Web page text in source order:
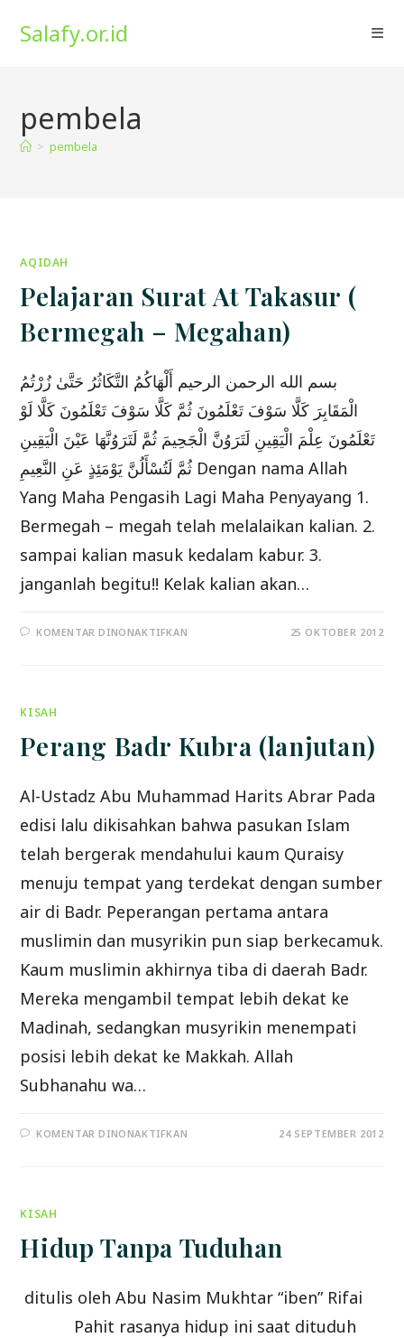
Salafy.or.id
pembela
> pembela
AQIDAH
Pelajaran Surat At Takasur (
Bermegah – Megahan)
بسم الله الرحمن الرحيم أَلْهَاكُمُ التَّكَاثُرُ حَتَّىٰ زُرْتُمُ
الْمَقَابِرَ كَلَّا سَوْفَ تَعْلَمُونَ ثُمَّ كَلَّا سَوْفَ تَعْلَمُونَ كَلَّا لَوْ
تَعْلَمُونَ عِلْمَ الْيَقِينِ لَتَرَوُنَّ الْجَحِيمَ ثُمَّ لَتَرَوُنَّهَا عَيْنَ الْيَقِينِ
ثُمَّ لَتُسْأَلُنَّ يَوْمَئِذٍ عَنِ النَّعِيمِ Dengan nama Allah
Yang Maha Pengasih Lagi Maha Penyayang 1.
Bermegah – megah telah melalaikan kalian. 2.
sampai kalian masuk kedalam kabur. 3.
janganlah begitu!! Kelak kalian akan…
KOMENTAR DINONAKTIFKAN 25 OKTOBER 2012
KISAH
Perang Badr Kubra (lanjutan)
Al-Ustadz Abu Muhammad Harits Abrar Pada
edisi lalu dikisahkan bahwa pasukan Islam
telah bergerak mendahului kaum Quraisy
menuju tempat yang terdekat dengan sumber
air di Badr. Peperangan pertama antara
muslimin dan musyrikin pun siap berkecamuk.
Kaum muslimin akhirnya tiba di daerah Badr.
Mereka mengambil tempat lebih dekat ke
Madinah, sedangkan musyrikin menempati
posisi lebih dekat ke Makkah. Allah
Subhanahu wa…
KOMENTAR DINONAKTIFKAN 24 SEPTEMBER 2012
KISAH
Hidup Tanpa Tuduhan
ditulis oleh Abu Nasim Mukhtar “iben” Rifai
Pahit rasanya hidup ini saat dituduh